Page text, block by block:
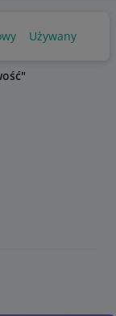
Używany